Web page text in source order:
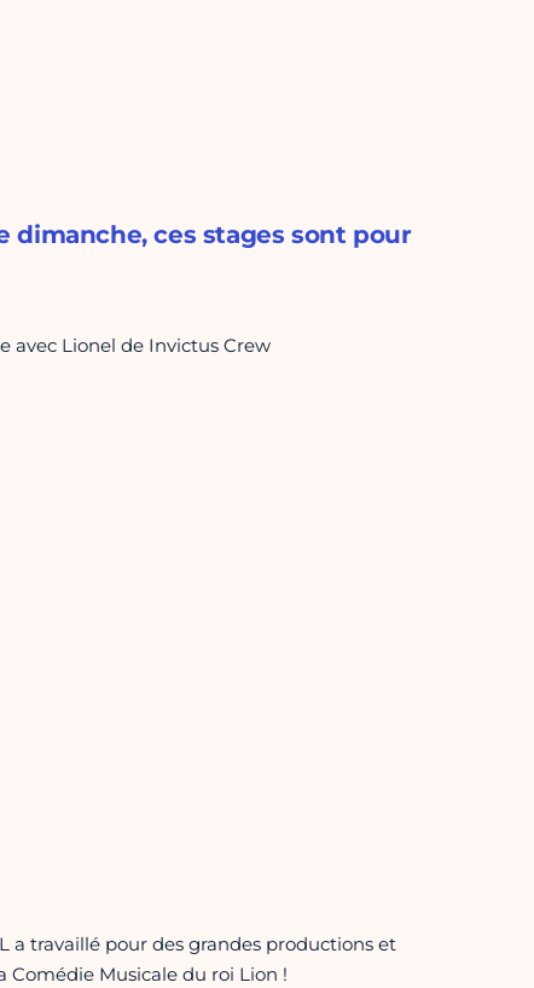
dimanche, ces stages sont pour
avec Lionel de Invictus Crew
a travaillé pour des grandes productions et
Comédie Musicale du roi Lion !